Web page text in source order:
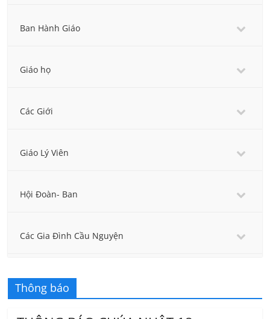
Ban Hành Giáo
Giáo họ
Các Giới
Giáo Lý Viên
Hội Đoàn- Ban
Các Gia Đình Cầu Nguyện
Thông báo